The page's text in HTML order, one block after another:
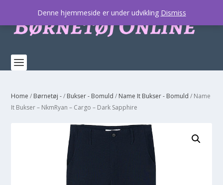
Home / Børnetøj -/ Bukser - Bomuld / Name It Bukser - Bomuld / Name
It Bukser – NkmRyan – Cargo – Dark Sapphire
Denne hjemmeside er under udvikling Dismiss